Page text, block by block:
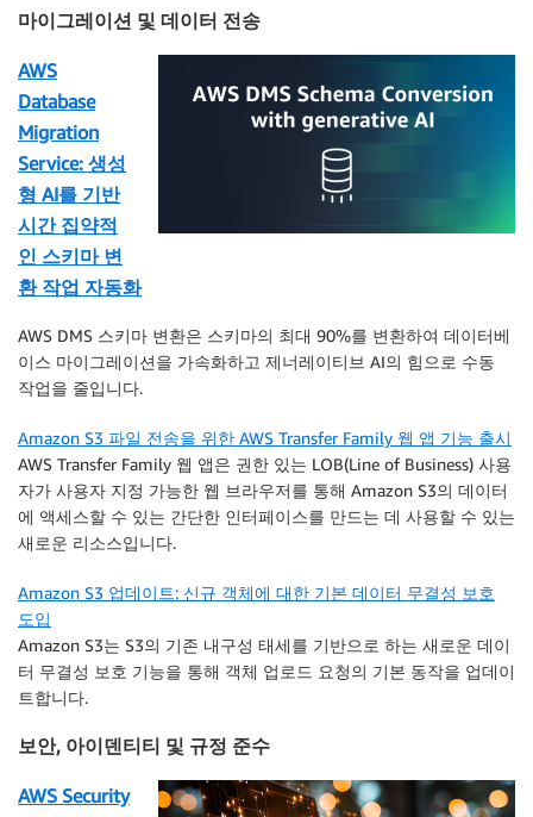
마이그레이션 및 데이터 전송
AWS
Database
Migration
Service: 생성
형 AI를 기반
시간 집약적
인 스키마 변
환 작업 자동화
AWS DMS 스키마 변환은 스키마의 최대 90%를 변환하여 데이터베
이스 마이그레이션을 가속화하고 제너레이티브 AI의 힘으로 수동
작업을 줄입니다.
Amazon S3 파일 전송을 위한 AWS Transfer Family 웹 앱 기능 출시
AWS Transfer Family 웹 앱은 권한 있는 LOB(Line of Business) 사용
자가 사용자 지정 가능한 웹 브라우저를 통해 Amazon S3의 데이터
에 액세스할 수 있는 간단한 인터페이스를 만드는 데 사용할 수 있는
새로운 리소스입니다.
Amazon S3 업데이트: 신규 객체에 대한 기본 데이터 무결성 보호
도입
Amazon S3는 S3의 기존 내구성 태세를 기반으로 하는 새로운 데이
터 무결성 보호 기능을 통해 객체 업로드 요청의 기본 동작을 업데이
트합니다.
보안, 아이덴티티 및 규정 준수
AWS Security